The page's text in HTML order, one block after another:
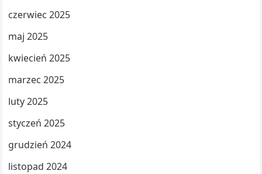
czerwiec 2025
maj 2025
kwiecień 2025
marzec 2025
luty 2025
styczeń 2025
grudzień 2024
listopad 2024